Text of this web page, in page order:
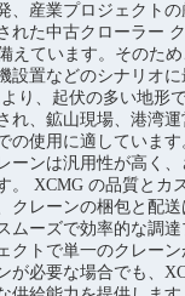
、産業プロジェクト
れた中古クローラー
えています。そのた
設置などのシナリオ
り、起伏の多い地形
れ、鉱山現場、港湾
の使用に適しています
ーンは汎用性が高く、
。 XCMG の品質とカ
クレーンの梱包と配
ムーズで効率的な調
クトで単一のクレー
が必要な場合でも、